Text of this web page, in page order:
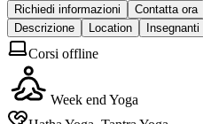
Richiedi informazioni
Contatta ora
Descrizione
Location Insegnanti
Corsi offline
Week end Yoga